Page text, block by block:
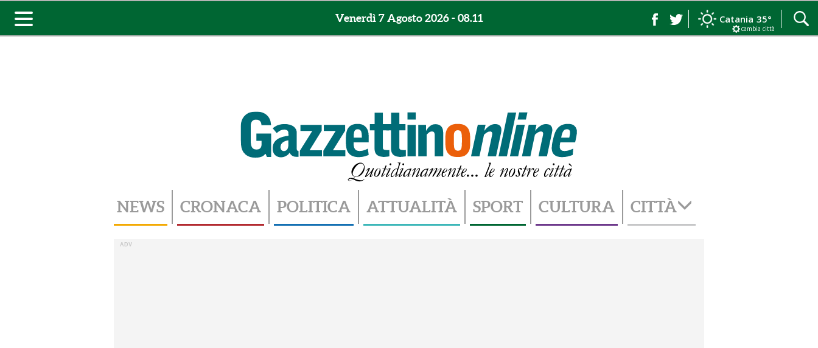
Toggle
navigation
Venerdì 7 Agosto 2026 - 08.11 Catania 35°
cambia città
NEWS CRONACA POLITICA ATTUALITÀ SPORT CULTURA CITTÀ